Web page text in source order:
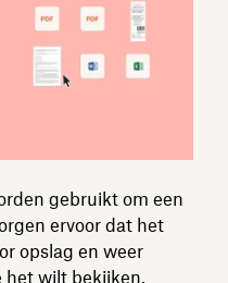
gebruikt om een
ervoor dat het
opslag en weer
wilt bekijken.